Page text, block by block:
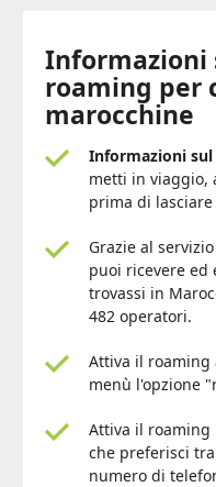
Informazioni
roaming per
marocchine
Informazioni
metti in viaggio,
prima di
Grazie al
puoi ricevere ed
trovassi in
482 operatori.
Attiva il roaming
menù l'opzione
Attiva il roaming
che preferisci
numero di